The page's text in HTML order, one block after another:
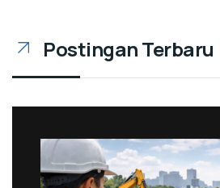
Postingan Terbaru